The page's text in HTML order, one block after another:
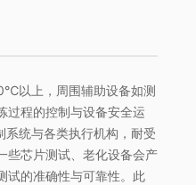
以上，周围辅助设备如测
过程的控制与设备安全运
统与各类执行机构，耐受
些芯片测试、老化设备会产
试的准确性与可靠性。此